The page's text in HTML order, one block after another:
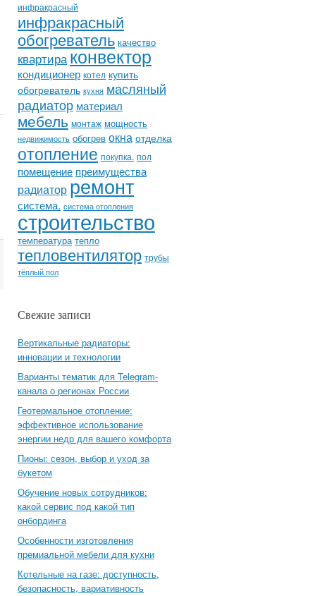
инфракрасный
инфракрасный
обогреватель качество
квартираконвектор
кондиционер котел купить
обогреватель кухня масляный
радиатор материал
мебель монтаж мощность
недвижимость обогрев окна отделка
отопление покупка. пол
помещение преимущества
радиаторремонт
система. система отопления
строительство
температура тепло
тепловентилятор трубы
тёплый пол
Свежие записи
Вертикальные радиаторы:
инновации и технологии
Варианты тематик для Telegram-
канала о регионах России
Геотермальное отопление:
эффективное использование
энергии недр для вашего комфорта
Пионы: сезон, выбор и уход за
букетом
Обучение новых сотрудников:
какой сервис под какой тип
онбординга
Особенности изготовления
премиальной мебели для кухни
Котельные на газе: доступность,
безопасность, вариативность